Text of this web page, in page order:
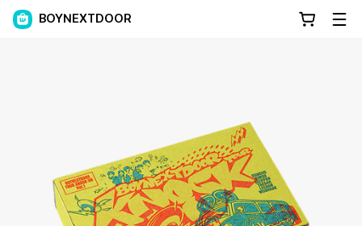
BOYNEXTDOOR